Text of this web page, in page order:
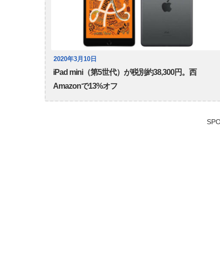
2020年3月10日
iPad mini（第5世代）が税別約38,300円。西
Amazonで13%オフ